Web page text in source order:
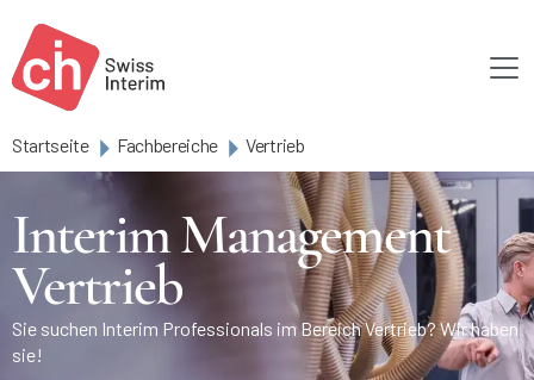
Startseite Fachbereiche Vertrieb
Interim Management
Vertrieb
Sie suchen Interim Professionals im Bereich Vertrieb? Wir haben
sie!